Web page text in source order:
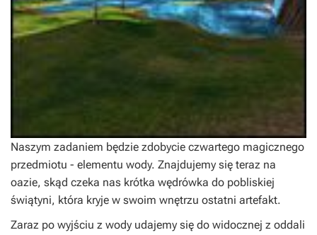
Naszym zadaniem będzie zdobycie czwartego magicznego
przedmiotu - elementu wody. Znajdujemy się teraz na
oazie, skąd czeka nas krótka wędrówka do pobliskiej
świątyni, która kryje w swoim wnętrzu ostatni artefakt.
Zaraz po wyjściu z wody udajemy się do widocznej z oddali